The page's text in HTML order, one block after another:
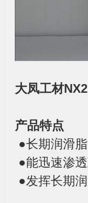
大凤工材
产品特点
●长期润滑
●能迅速渗
●发挥长期